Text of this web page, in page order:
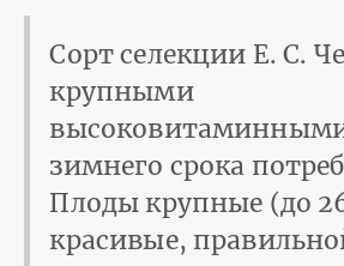
Сорт селекции Е. С.
крупными
зимнего срока
Плоды крупные (до
красивые,